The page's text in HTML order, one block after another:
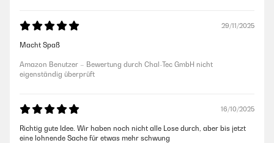
29/11/2025
Macht Spaß
Amazon Benutzer – Bewertung durch Chal-Tec GmbH nicht
eigenständig überprüft
16/10/2025
Richtig gute Idee. Wir haben noch nicht alle Lose durch, aber bis jetzt
eine lohnende Sache für etwas mehr schwung